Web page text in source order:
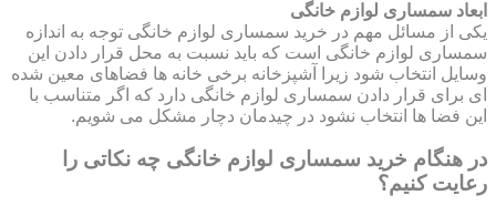
ابعاد سمساری لوازم خانگی
یکی از مسائل مهم در خرید سمساری لوازم خانگی توجه به اندازه
سمساری لوازم خانگی است که باید نسبت به محل قرار دادن این
وسایل انتخاب شود زیرا آشپزخانه برخی خانه ها فضاهای معین شده
ای برای قرار دادن سمساری لوازم خانگی دارد که اگر متناسب با
این فضا ها انتخاب نشود در چیدمان دچار مشکل می شویم.
در هنگام خرید سمساری لوازم خانگی چه نکاتی را
رعایت کنیم؟